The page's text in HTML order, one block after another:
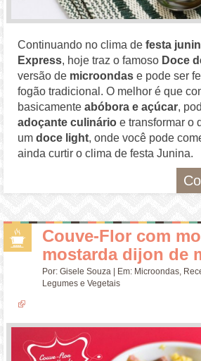
Continuando no clima defesta
Express, hoje traz o famoso Doce
versão de microondas e pode ser
fogão tradicional. O melhor é que
basicamenteabóbora e açúcar,
adoçante culinário e transformar o
umdoce light, onde você pode
ainda curtir o clima de festa Junina.
Couve-Flor com
mostarda dijon de
Por:Gisele Souza | Em: Microondas,
Legumes e Vegetais